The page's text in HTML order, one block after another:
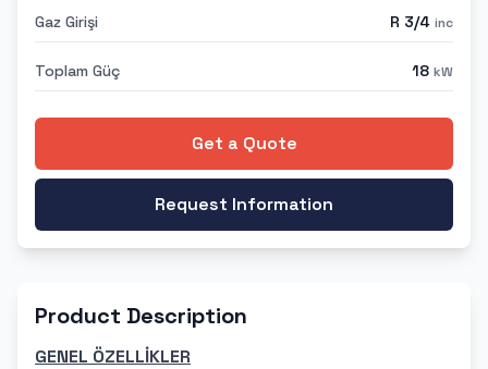
Gaz Girişi R 3/4 inc
Toplam Güç 18 kW
Get a Quote
Request Information
Product Description
GENEL ÖZELLİKLER